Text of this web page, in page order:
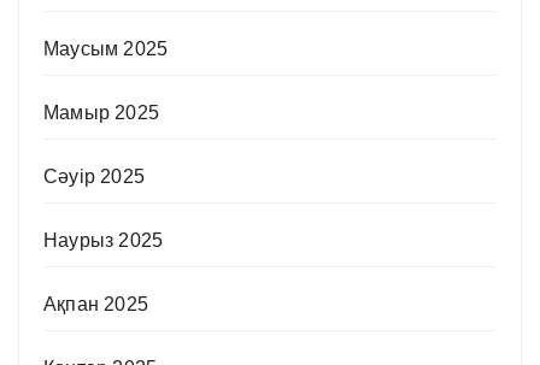
Маусым 2025
Мамыр 2025
Сәуір 2025
Наурыз 2025
Ақпан 2025